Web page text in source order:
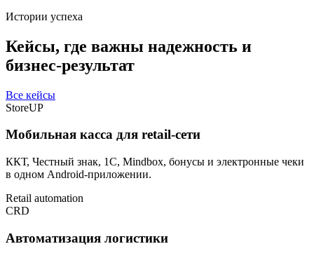
Истории успеха
Кейсы, где важны надежность и
бизнес-результат
Все кейсы
StoreUP
Мобильная касса для retail-сети
ККТ, Честный знак, 1С, Mindbox, бонусы и электронные чеки
в одном Android-приложении.
Retail automation
CRD
Автоматизация логистики